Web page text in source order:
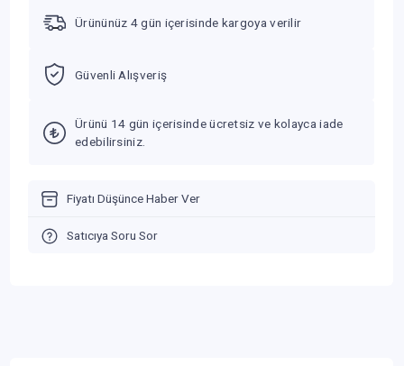
Ürününüz 4 gün içerisinde kargoya verilir
Güvenli Alışveriş
Ürünü 14 gün içerisinde ücretsiz ve kolayca iade
edebilirsiniz.
Fiyatı Düşünce Haber Ver
Satıcıya Soru Sor